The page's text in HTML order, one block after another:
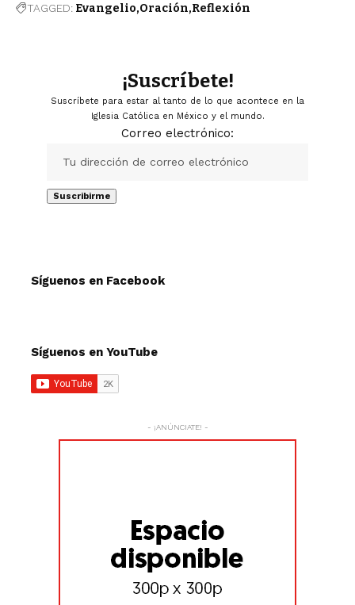
TAGGED: Evangelio Oración Reflexión
¡Suscríbete!
Suscríbete para estar al tanto de lo que acontece en la
Iglesia Católica en México y el mundo.
Correo electrónico:
Síguenos en Facebook
Síguenos en YouTube
- ¡ANÚNCIATE! -